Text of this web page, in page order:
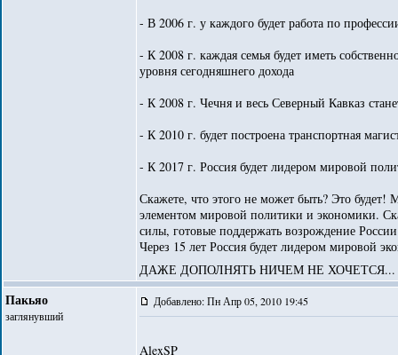
- В 2006 г. у каждого будет работа по
- К 2008 г. каждая семья будет иметь
уровня сегодняшнего дохода
- К 2008 г. Чечня и весь Северный Кавказ
- К 2010 г. будет построена транспортная
- К 2017 г. Россия будет лидером мировой
Скажете, что этого не может быть? Это
элементом мировой политики и экономики.
силы, готовые поддержать возрождение
Через 15 лет Россия будет лидером мировой
ДАЖЕ ДОПОЛНЯТЬ НИЧЕМ НЕ ХОЧЕТСЯ...
Пакьяо
заглянувший
Добавлено: Пн Апр 05, 2010 19:45
AlexSP